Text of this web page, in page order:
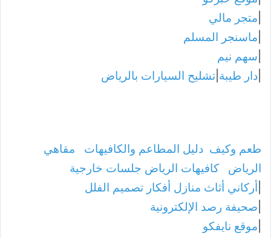
متجر مالي
ماسنجر المسلم
سهم نيم
دار طيبة تشليح السيارات بالرياض
طعم وكيف دليل المطاعم والكافيهات
مقاهي
الرياض
كافيهات الرياض جلسات خارجية
أركاني أثاث منازل أفكار تصميم الفلل
صحيفة رصد الإلكترونية
موقع نايفكو